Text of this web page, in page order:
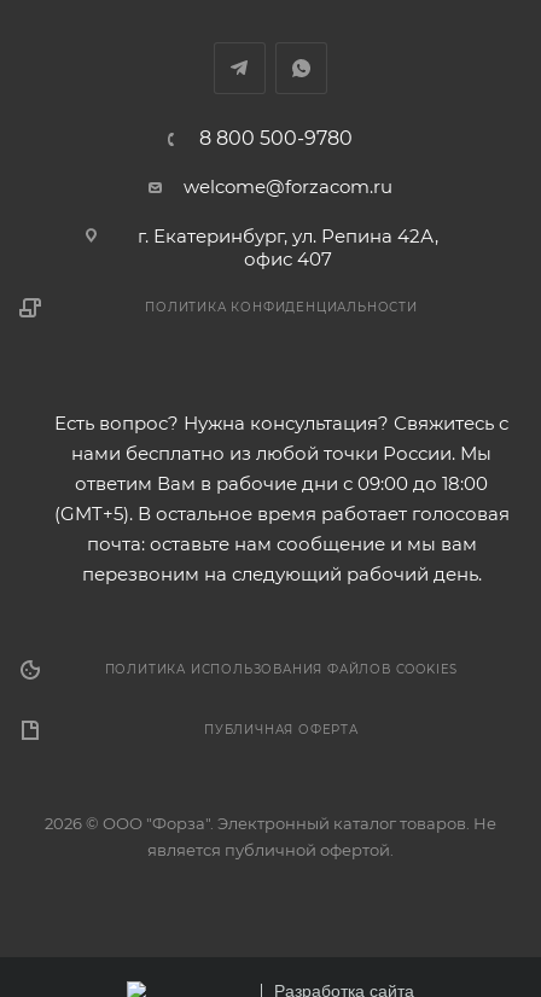
8 800 500-9780
welcome@forzacom.ru
г. Екатеринбург, ул. Репина 42А,
офис 407
ПОЛИТИКА КОНФИДЕНЦИАЛЬНОСТИ
Есть вопрос? Нужна консультация? Свяжитесь с
нами бесплатно из любой точки России. Мы
ответим Вам в рабочие дни с 09:00 до 18:00
(GMT+5). В остальное время работает голосовая
почта: оставьте нам сообщение и мы вам
перезвоним на следующий рабочий день.
ПОЛИТИКА ИСПОЛЬЗОВАНИЯ ФАЙЛОВ COOKIES
ПУБЛИЧНАЯ ОФЕРТА
2026 © ООО "Форза". Электронный каталог товаров. Не
является публичной офертой.
Разработка сайта